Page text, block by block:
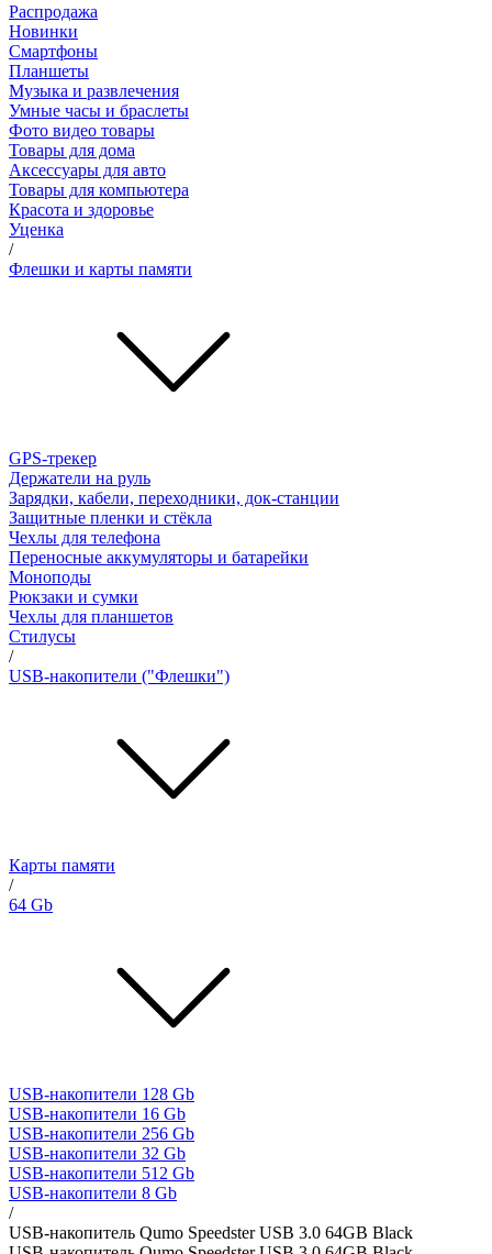
Распродажа
Новинки
Смартфоны
Планшеты
Музыка и развлечения
Умные часы и браслеты
Фото видео товары
Товары для дома
Аксессуары для авто
Товары для компьютера
Красота и здоровье
Уценка
/
Флешки и карты памяти
GPS-трекер
Держатели на руль
Зарядки, кабели, переходники, док-станции
Защитные пленки и стёкла
Чехлы для телефона
Переносные аккумуляторы и батарейки
Моноподы
Рюкзаки и сумки
Чехлы для планшетов
Стилусы
/
USB-накопители ("Флешки")
Карты памяти
/
64 Gb
USB-накопители 128 Gb
USB-накопители 16 Gb
USB-накопители 256 Gb
USB-накопители 32 Gb
USB-накопители 512 Gb
USB-накопители 8 Gb
/
USB-накопитель Qumo Speedster USB 3.0 64GB Black